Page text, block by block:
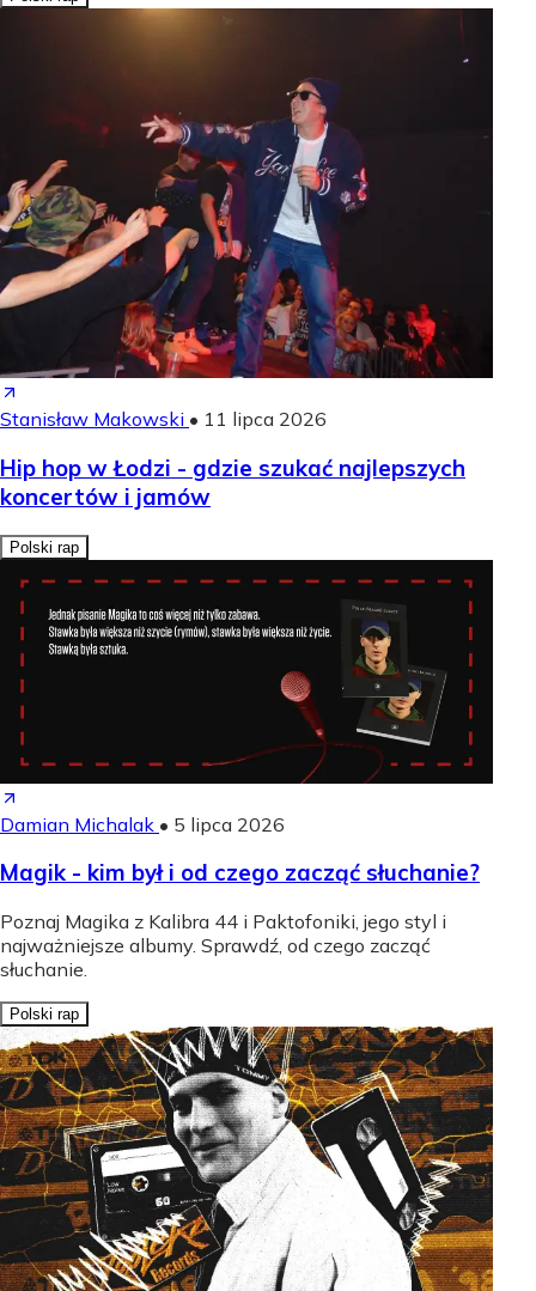
Stanisław Makowski • 11 lipca 2026
Hip hop w Łodzi - gdzie szukać najlepszych
koncertów i jamów
Polski rap
Damian Michalak • 5 lipca 2026
Magik - kim był i od czego zacząć słuchanie?
Poznaj Magika z Kalibra 44 i Paktofoniki, jego styl i
najważniejsze albumy. Sprawdź, od czego zacząć
słuchanie.
Polski rap